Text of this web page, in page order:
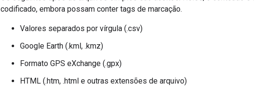
codificado, embora possam conter tags de marcação.
Valores separados por vírgula (.csv)
Google Earth (.kml, .kmz)
Formato GPS eXchange (.gpx)
HTML (.htm, .html e outras extensões de arquivo)